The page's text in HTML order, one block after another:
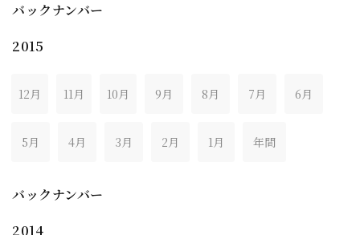
バックナンバー
2015
12月 11月 10月 9月 8月 7月 6月
5月 4月 3月 2月 1月 年間
バックナンバー
2014